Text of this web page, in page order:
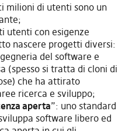
milioni di utenti sono un
utenti con esigenze
nascere progetti diversi:
del software e
(spesso si tratta di cloni di
che ha attirato
ricerca e sviluppo;
aperta”: uno standard
software libero ed